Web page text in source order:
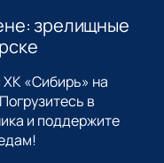
зрелищные
ХК «Сибирь» на
в
и поддержите